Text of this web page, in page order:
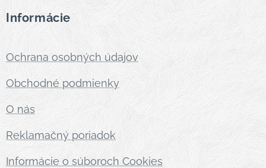
Informácie
Ochrana osobných údajov
Obchodné podmienky
O nás
Reklamačný poriadok
Informácie o súboroch Cookies